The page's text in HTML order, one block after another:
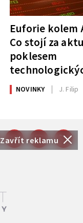
Zavřít reklamu
Euforie kolem
Co stojí za
poklesem
NOVINKY J. Filip